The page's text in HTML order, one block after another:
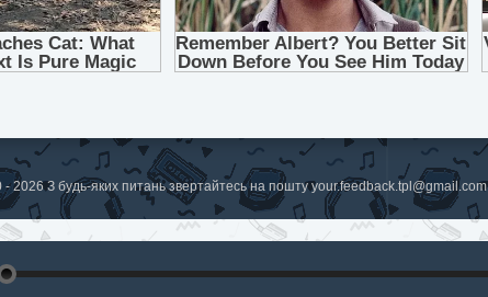
2026 З будь-яких питань звертайтесь на поштуyour.feedback.tpl@gmail.com